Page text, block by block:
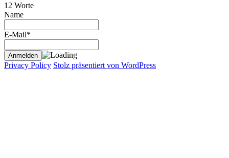
12 Worte
Name
E-Mail*
Privacy Policy Stolz präsentiert von WordPress